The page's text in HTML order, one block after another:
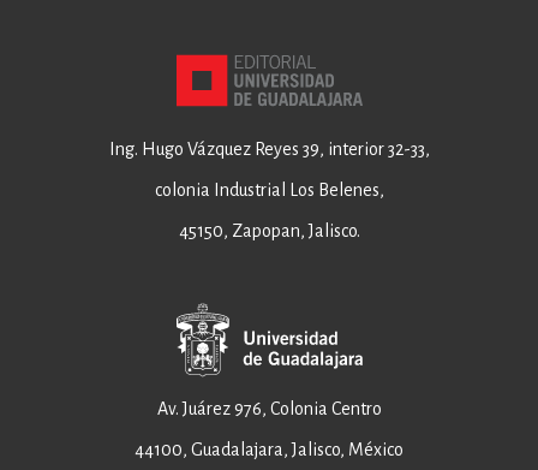
Ing. Hugo Vázquez Reyes 39, interior 32-33,
colonia Industrial Los Belenes,
45150, Zapopan, Jalisco.
Av. Juárez 976, Colonia Centro
44100, Guadalajara, Jalisco, México